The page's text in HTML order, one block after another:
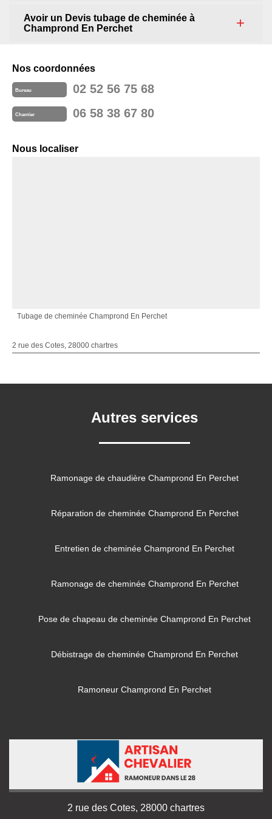
Avoir un Devis tubage de cheminée à
Champrond En Perchet
Nos coordonnées
Bureau 02 52 56 75 68
Chantier 06 58 38 67 80
Nous localiser
Tubage de cheminée Champrond En Perchet
2 rue des Cotes, 28000 chartres
Autres services
Ramonage de chaudière Champrond En Perchet
Réparation de cheminée Champrond En Perchet
Entretien de cheminée Champrond En Perchet
Ramonage de cheminée Champrond En Perchet
Pose de chapeau de cheminée Champrond En Perchet
Débistrage de cheminée Champrond En Perchet
Ramoneur Champrond En Perchet
2 rue des Cotes, 28000 chartres